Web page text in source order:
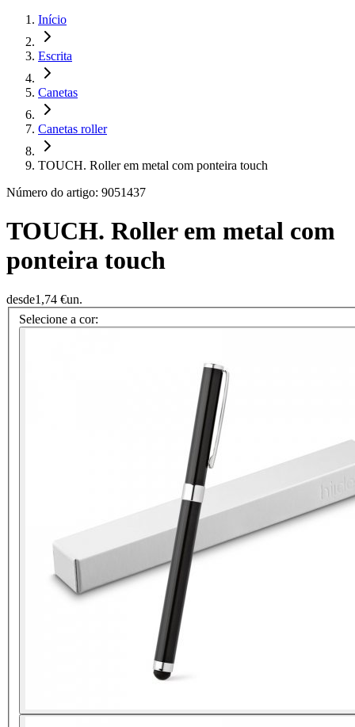
Início
Escrita
Canetas
Canetas roller
TOUCH. Roller em metal com ponteira touch
Número do artigo: 9051437
TOUCH. Roller em metal com
ponteira touch
desde1,74 €un.
Selecione a cor: